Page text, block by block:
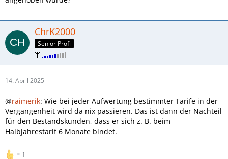
ChrK2000
Senior Profi
14. April 2025
@raimerik: Wie bei jeder Aufwertung bestimmter Tarife in der
Vergangenheit wird da nix passieren. Das ist dann der Nachteil
für den Bestandskunden, dass er sich z. B. beim
Halbjahrestarif 6 Monate bindet.
1